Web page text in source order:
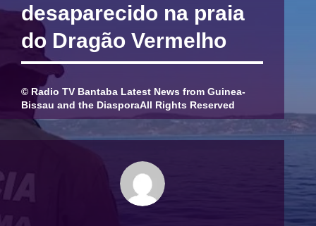
desaparecido na praia
do Dragão Vermelho
© Radio TV Bantaba Latest News from Guinea-
Bissau and the DiasporaAll Rights Reserved